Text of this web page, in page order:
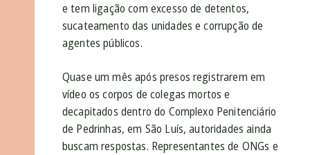
e tem ligação com excesso de detentos,
sucateamento das unidades e corrupção de
agentes públicos.
Quase um mês após presos registrarem em
vídeo os corpos de colegas mortos e
decapitados dentro do Complexo Penitenciário
de Pedrinhas, em São Luís, autoridades ainda
buscam respostas. Representantes de ONGs e